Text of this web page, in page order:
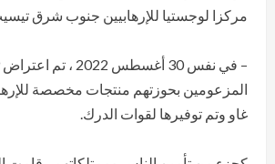
مركزا لوجستيا للإرهابيين جنوب شرق
المزعومين بحوزتهم منتجات مخصصة
غاو وتم توفيرها لقوات الدرك.